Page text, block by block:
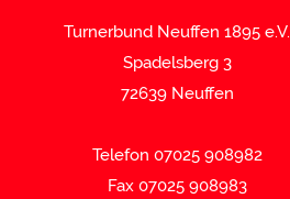
Turnerbund Neuffen 1895 e.V.
Spadelsberg 3
72639 Neuffen
Telefon 07025 908982
Fax 07025 908983